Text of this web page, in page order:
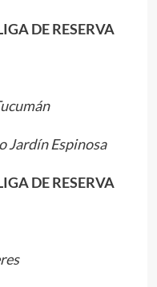
DE RESERVA
Jardín Espinosa
DE RESERVA